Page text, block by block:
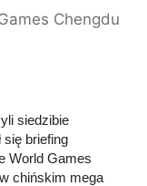
Chengdu
siedzibie
się briefing
World Games
chińskim mega